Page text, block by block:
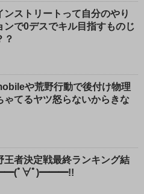
ンストリートって自分のやり
ンで0デスでキル目指すものじ
？
や荒野行動で後付け物理
ゃてるヤツ怒らないからきな
王者決定戦最終ランキング結
ﾟ∀ﾟ)━━━!!